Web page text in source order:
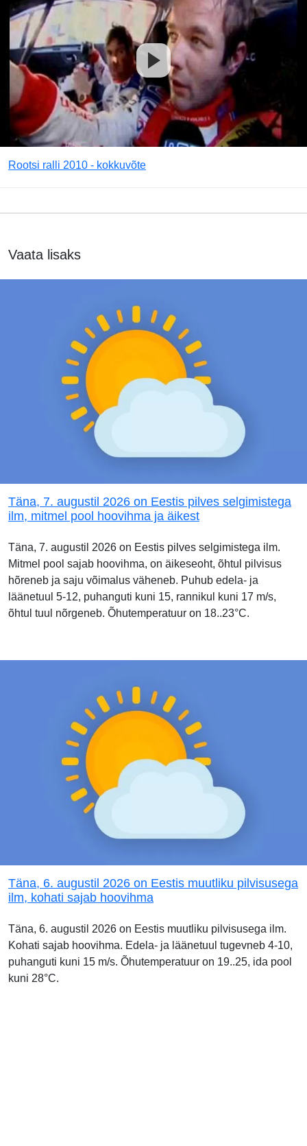
Rootsi ralli 2010 - kokkuvõte
Vaata lisaks
Täna, 7. augustil 2026 on Eestis pilves selgimistega
ilm, mitmel pool hoovihma ja äikest
Täna, 7. augustil 2026 on Eestis pilves selgimistega ilm.
Mitmel pool sajab hoovihma, on äikeseoht, õhtul pilvisus
hõreneb ja saju võimalus väheneb. Puhub edela- ja
läänetuul 5-12, puhanguti kuni 15, rannikul kuni 17 m/s,
õhtul tuul nõrgeneb. Õhutemperatuur on 18..23°C.
Täna, 6. augustil 2026 on Eestis muutliku pilvisusega
ilm, kohati sajab hoovihma
Täna, 6. augustil 2026 on Eestis muutliku pilvisusega ilm.
Kohati sajab hoovihma. Edela- ja läänetuul tugevneb 4-10,
puhanguti kuni 15 m/s. Õhutemperatuur on 19..25, ida pool
kuni 28°C.